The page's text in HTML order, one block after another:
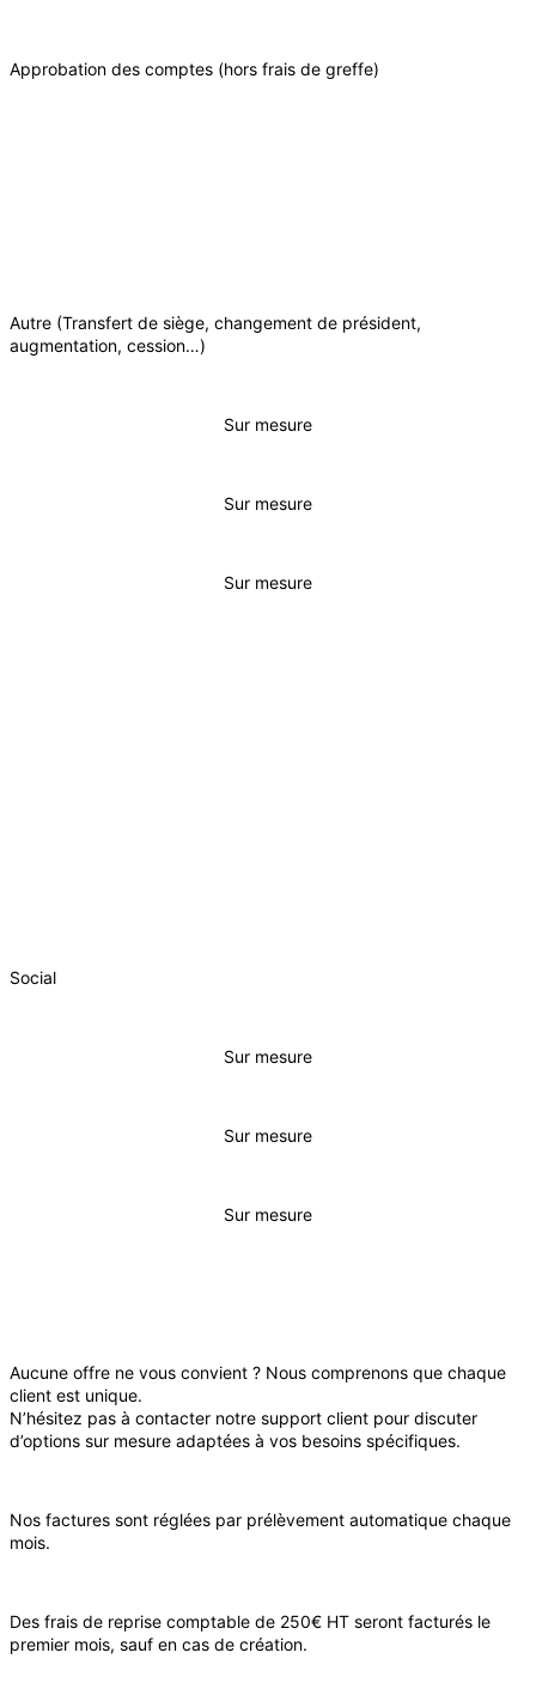
Approbation des comptes (hors frais de greffe)
Autre (Transfert de siège, changement de président,
augmentation, cession…)
Sur mesure
Sur mesure
Sur mesure
Social
Sur mesure
Sur mesure
Sur mesure
Aucune offre ne vous convient ? Nous comprenons que chaque
client est unique.
N’hésitez pas à contacter notre support client pour discuter
d’options sur mesure adaptées à vos besoins spécifiques.
Nos factures sont réglées par prélèvement automatique chaque
mois.
Des frais de reprise comptable de 250€ HT seront facturés le
premier mois, sauf en cas de création.